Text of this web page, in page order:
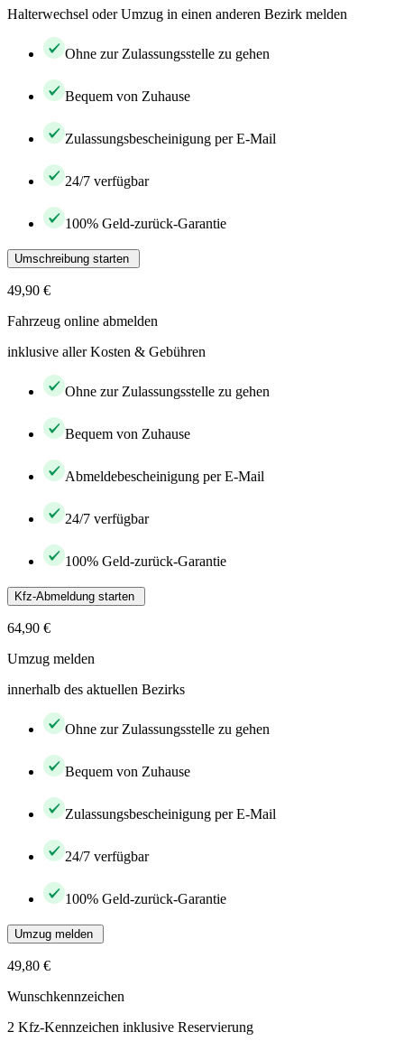
Halterwechsel oder Umzug in einen anderen Bezirk melden
Ohne zur Zulassungsstelle zu gehen
Bequem von Zuhause
Zulassungsbescheinigung per E-Mail
24/7 verfügbar
100% Geld-zurück-Garantie
Umschreibung starten
49,90 €
Fahrzeug online abmelden
inklusive aller Kosten & Gebühren
Ohne zur Zulassungsstelle zu gehen
Bequem von Zuhause
Abmeldebescheinigung per E-Mail
24/7 verfügbar
100% Geld-zurück-Garantie
Kfz-Abmeldung starten
64,90 €
Umzug melden
innerhalb des aktuellen Bezirks
Ohne zur Zulassungsstelle zu gehen
Bequem von Zuhause
Zulassungsbescheinigung per E-Mail
24/7 verfügbar
100% Geld-zurück-Garantie
Umzug melden
49,80 €
Wunschkennzeichen
2 Kfz-Kennzeichen inklusive Reservierung